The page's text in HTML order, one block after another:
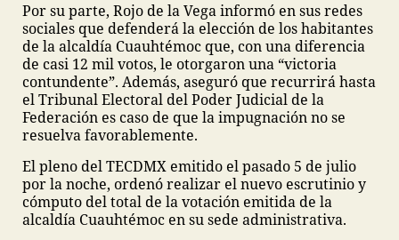
Por su parte, Rojo de la Vega informó en sus redes
sociales que defenderá la elección de los habitantes
de la alcaldía Cuauhtémoc que, con una diferencia
de casi 12 mil votos, le otorgaron una “victoria
contundente”. Además, aseguró que recurrirá hasta
el Tribunal Electoral del Poder Judicial de la
Federación es caso de que la impugnación no se
resuelva favorablemente.
El pleno del TECDMX emitido el pasado 5 de julio
por la noche, ordenó realizar el nuevo escrutinio y
cómputo del total de la votación emitida de la
alcaldía Cuauhtémoc en su sede administrativa.